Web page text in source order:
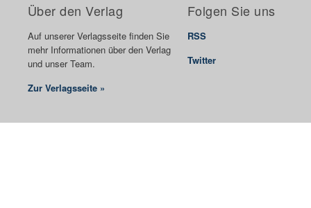
Über den Verlag
Auf unserer Verlagsseite finden Sie
mehr Informationen über den Verlag
und unser Team.
Zur Verlagsseite »
Folgen Sie uns
RSS
Twitter